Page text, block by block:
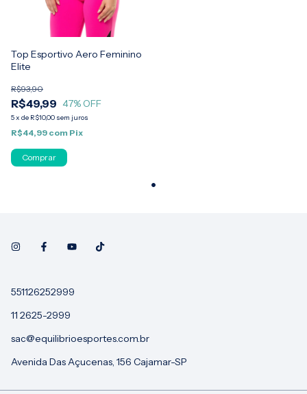
Top Esportivo Aero Feminino
Elite
R$49,99
R$93,90
47% OFF
5x de R$10,00 sem juros
R$44,99 com Pix
Comprar
551126252999
11 2625-2999
sac@equilibrioesportes.com.br
Avenida Das Açucenas, 156 Cajamar-SP